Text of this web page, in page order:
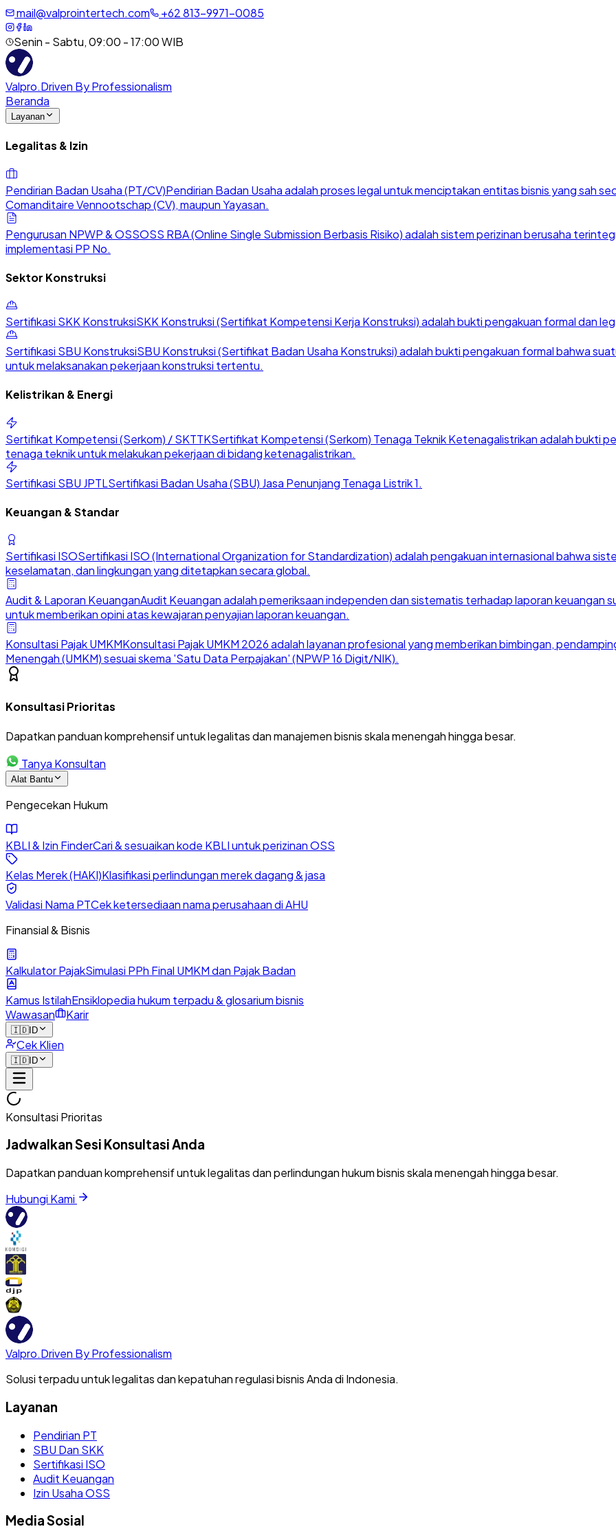
mail@valprointertech.com +62813-9971-0085
Senin - Sabtu, 09:00 - 17:00 WIB
Valpro.Driven By Professionalism
Beranda
Layanan
Legalitas & Izin
Pendirian Badan Usaha (PT/CV)Pendirian Badan Usaha adalah proses legal untuk menciptakan entitas bisnis yang sah
Comanditaire Vennootschap (CV), maupun Yayasan.
Pengurusan NPWP & OSSOSS RBA (Online Single Submission Berbasis Risiko) adalah sistem perizinan berusaha
implementasi PP No.
Sektor Konstruksi
Sertifikasi SKK KonstruksiSKK Konstruksi (Sertifikat Kompetensi Kerja Konstruksi) adalah bukti pengakuan formal dan
Sertifikasi SBU KonstruksiSBU Konstruksi (Sertifikat Badan Usaha Konstruksi) adalah bukti pengakuan formal bahwa
untuk melaksanakan pekerjaan konstruksi tertentu.
Kelistrikan & Energi
Sertifikat Kompetensi (Serkom) / SKTTKSertifikat Kompetensi (Serkom) Tenaga Teknik Ketenagalistrikan adalah bukti
tenaga teknik untuk melakukan pekerjaan di bidang ketenagalistrikan.
Sertifikasi SBU JPTLSertifikasi Badan Usaha (SBU) Jasa Penunjang Tenaga Listrik 1.
Keuangan & Standar
Sertifikasi ISOSertifikasi ISO (International Organization for Standardization) adalah pengakuan internasional bahwa
keselamatan, dan lingkungan yang ditetapkan secara global.
Audit & Laporan KeuanganAudit Keuangan adalah pemeriksaan independen dan sistematis terhadap laporan keuangan
untuk memberikan opini atas kewajaran penyajian laporan keuangan.
Konsultasi Pajak UMKMKonsultasi Pajak UMKM 2026 adalah layanan profesional yang memberikan bimbingan,
Menengah (UMKM) sesuai skema 'Satu Data Perpajakan' (NPWP 16 Digit/NIK).
Konsultasi Prioritas
Dapatkan panduan komprehensif untuk legalitas dan manajemen bisnis skala menengah hingga besar.
Tanya Konsultan
Alat Bantu
Pengecekan Hukum
KBLI & Izin FinderCari & sesuaikan kode KBLI untuk perizinan OSS
Kelas Merek (HAKI)Klasifikasi perlindungan merek dagang & jasa
Validasi Nama PTCek ketersediaan nama perusahaan di AHU
Finansial & Bisnis
Kalkulator PajakSimulasi PPh Final UMKM dan Pajak Badan
Kamus IstilahEnsiklopedia hukum terpadu & glosarium bisnis
Wawasan
Karir
🇮🇩ID
Cek Klien
🇮🇩ID
Konsultasi Prioritas
Jadwalkan Sesi Konsultasi Anda
Dapatkan panduan komprehensif untuk legalitas dan perlindungan hukum bisnis skala menengah hingga besar.
Hubungi Kami
Valpro.Driven By Professionalism
Solusi terpadu untuk legalitas dan kepatuhan regulasi bisnis Anda di Indonesia.
Layanan
Pendirian PT
SBU Dan SKK
Sertifikasi ISO
Audit Keuangan
Izin Usaha OSS
Media Sosial